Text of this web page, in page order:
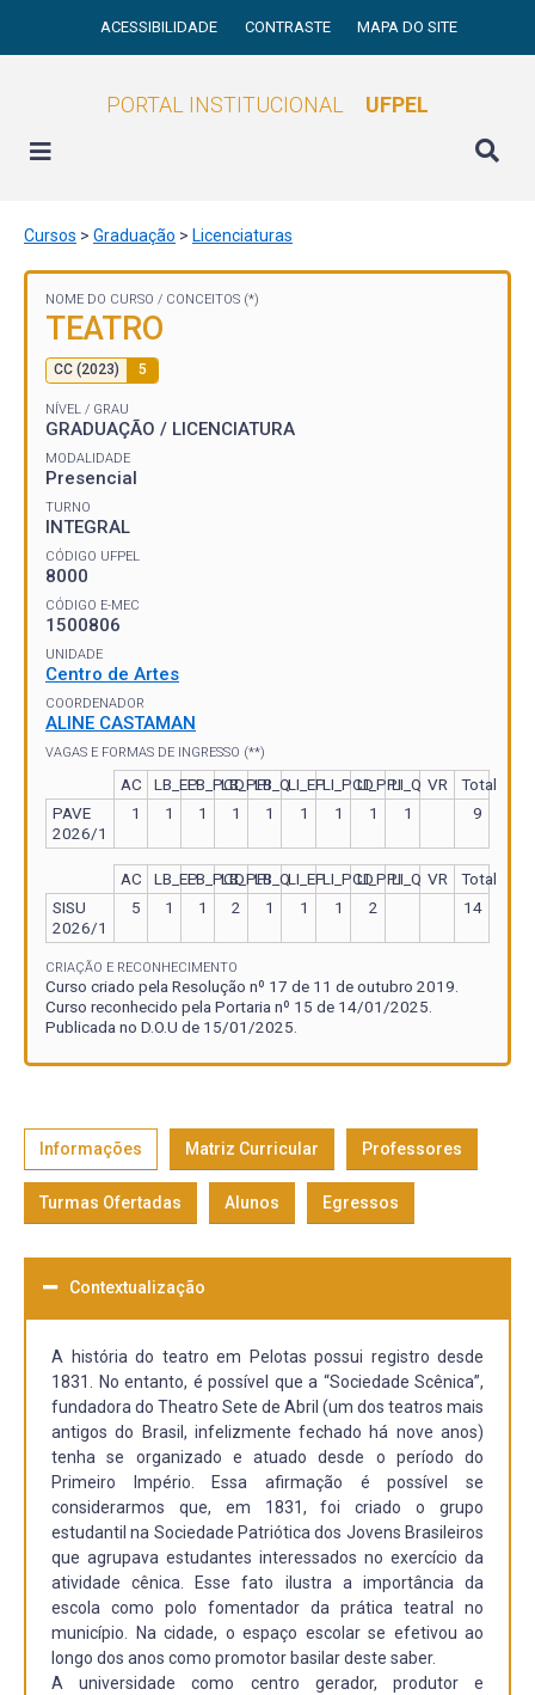
ACESSIBILIDADE CONTRASTE MAPA DO SITE
PORTAL INSTITUCIONAL UFPEL
Cursos > Graduação > Licenciaturas
NOME DO CURSO / CONCEITOS (*)
TEATRO
CC (2023) 5
NÍVEL / GRAU
GRADUAÇÃO / LICENCIATURA
MODALIDADE
Presencial
TURNO
INTEGRAL
CÓDIGO UFPEL
8000
CÓDIGO E-MEC
1500806
UNIDADE
Centro de Artes
COORDENADOR
ALINE CASTAMAN
VAGAS E FORMAS DE INGRESSO (**)
AC LB_EPLB_PCDLB_PPILB_QLI_EPLI_PCDLI_PPILI_Q VR
Total
PAVE
2026/1
1 1 1 1 1 1 1 1 1 9
AC LB_EPLB_PCDLB_PPILB_QLI_EPLI_PCDLI_PPILI_Q VR
Total
SISU
2026/1
5 1 1 2 1 1 1 2 14
CRIAÇÃO E RECONHECIMENTO
Curso criado pela Resolução nº 17 de 11 de outubro 2019.
Curso reconhecido pela Portaria nº 15 de 14/01/2025.
Publicada no D.O.U de 15/01/2025.
Informações Matriz Curricular Professores
Turmas Ofertadas Alunos Egressos
Contextualização
A história do teatro em Pelotas possui registro desde
1831. No entanto, é possível que a “Sociedade Scênica”,
fundadora do Theatro Sete de Abril (um dos teatros mais
antigos do Brasil, infelizmente fechado há nove anos)
tenha se organizado e atuado desde o período do
Primeiro Império. Essa afirmação é possível se
considerarmos que, em 1831, foi criado o grupo
estudantil na Sociedade Patriótica dos Jovens Brasileiros
que agrupava estudantes interessados no exercício da
atividade cênica. Esse fato ilustra a importância da
escola como polo fomentador da prática teatral no
município. Na cidade, o espaço escolar se efetivou ao
longo dos anos como promotor basilar deste saber.
A universidade como centro gerador, produtor e